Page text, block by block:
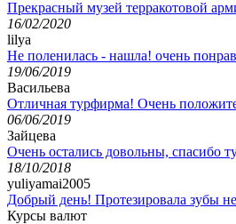
Прекрасный музей терракотовой
16/02/2020
lilya
Не поленилась - нашла! очень
19/06/2019
Васильева
Отличная турфирма! Очень
06/06/2019
Зайцева
Очень остались довольны, спасибо
18/10/2018
yuliyamai2005
Добрый день! Протезировала зубы
Курсы валют